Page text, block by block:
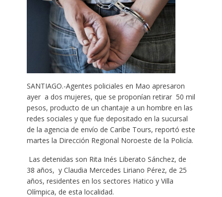
SANTIAGO.-Agentes policiales en Mao apresaron
ayer a dos mujeres, que se proponían retirar 50 mil
pesos, producto de un chantaje a un hombre en las
redes sociales y que fue depositado en la sucursal
de la agencia de envío de Caribe Tours, reportó este
martes la Dirección Regional Noroeste de la Policía.
Las detenidas son Rita Inés Liberato Sánchez, de
38 años, y Claudia Mercedes Liriano Pérez, de 25
años, residentes en los sectores Hatico y Villa
Olímpica, de esta localidad.